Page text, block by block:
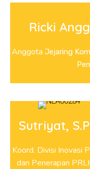
Ricki
Anggota Jejaring
Sutriyat,
Koord. Divisi Inovasi
dan Penerapan